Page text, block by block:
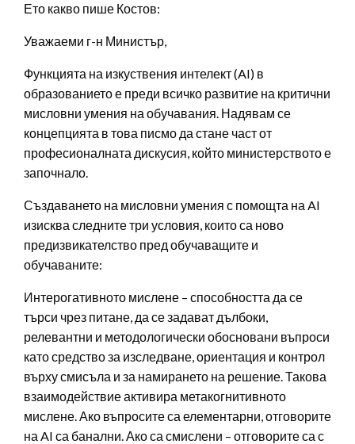
Ето какво пише Костов:
Уважаеми г-н Министър,
Функцията на изкуствения интелект (AI) в
образованието е преди всичко развитие на критични
мисловни умения на обучавания. Надявам се
концепцията в това писмо да стане част от
професионалната дискусия, който министерството е
започнало.
Създаването на мисловни умения с помощта на AI
изисква следните три условия, които са ново
предизвикателство пред обучаващите и
обучаваните:
Интерогативното мислене – способността да се
търси чрез питане, да се задават дълбоки,
релевантни и методологически обосновани въпроси
като средство за изследване, ориентация и контрол
върху смисъла и за намирането на решение. Такова
взаимодействие активира метакогнитивното
мислене. Ако въпросите са елементарни, отговорите
на AI са банални. Ако са смислени – отговорите са с